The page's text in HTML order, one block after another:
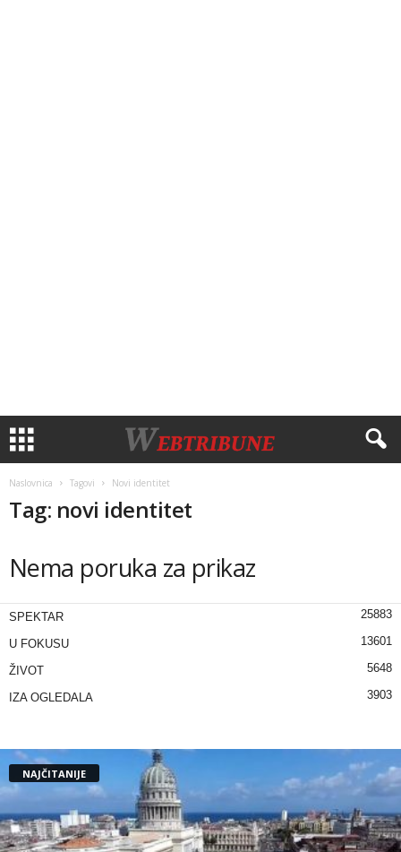
Naslovnica Tagovi Novi identitet
Tag: novi identitet
Nema poruka za prikaz
SPEKTAR 25883
U FOKUSU 13601
ŽIVOT 5648
IZA OGLEDALA 3903
NAJČITANIJE